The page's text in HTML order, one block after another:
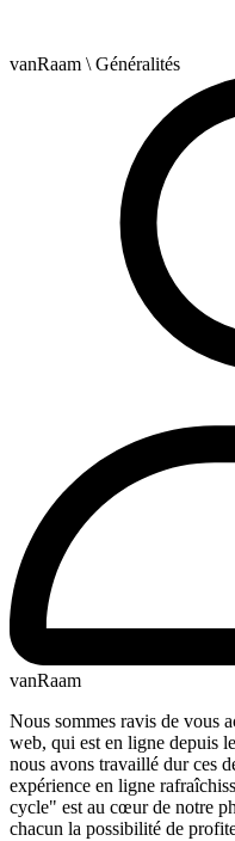
vanRaam \ Généralités
vanRaam
Nous sommes ravis de vous
web, qui est en ligne depuis
nous avons travaillé dur ces
expérience en ligne
cycle" est au cœur de notre
chacun la possibilité de